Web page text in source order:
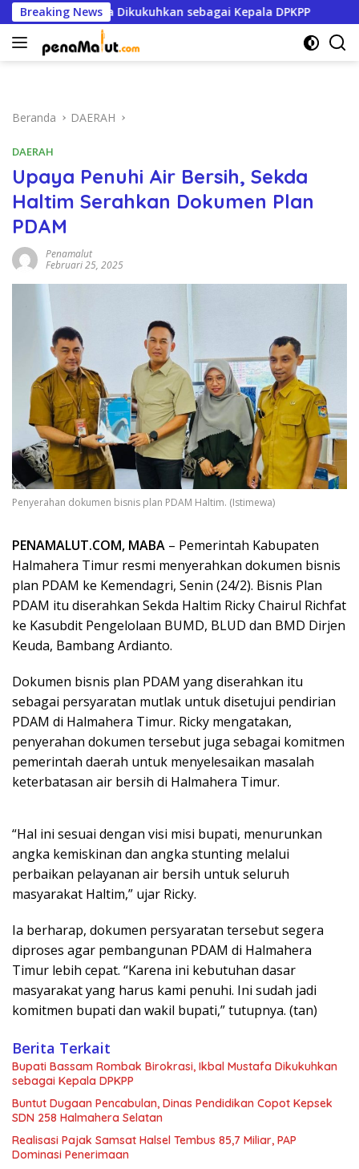
Langsung
ke
konten
Breaking News
Mustafa Dikukuhkan sebagai Kepala DPKPP
Beranda DAERAH
DAERAH
Upaya Penuhi Air Bersih, Sekda
Haltim Serahkan Dokumen Plan
PDAM
Penamalut
Februari 25, 2025
Penyerahan dokumen bisnis plan PDAM Haltim. (Istimewa)
PENAMALUT.COM, MABA – Pemerintah Kabupaten
Halmahera Timur resmi menyerahkan dokumen bisnis
plan PDAM ke Kemendagri, Senin (24/2). Bisnis Plan
PDAM itu diserahkan Sekda Haltim Ricky Chairul Richfat
ke Kasubdit Pengelolaan BUMD, BLUD dan BMD Dirjen
Keuda, Bambang Ardianto.
Dokumen bisnis plan PDAM yang diserahkan itu
sebagai persyaratan mutlak untuk disetujui pendirian
PDAM di Halmahera Timur. Ricky mengatakan,
penyerahan dokumen tersebut juga sebagai komitmen
pemerintah daerah untuk menyelesaikan masalah
keterbatasan air bersih di Halmahera Timur.
“Hal ini sesuai dengan visi misi bupati, menurunkan
angka kemiskinan dan angka stunting melalui
perbaikan pelayanan air bersih untuk seluruh
masyarakat Haltim,” ujar Ricky.
Ia berharap, dokumen persyaratan tersebut segera
diproses agar pembangunan PDAM di Halmahera
Timur lebih cepat. “Karena ini kebutuhan dasar
masyarakat yang harus kami penuhi. Ini sudah jadi
komitmen bupati dan wakil bupati,” tutupnya. (tan)
Berita Terkait
Bupati Bassam Rombak Birokrasi, Ikbal Mustafa Dikukuhkan
sebagai Kepala DPKPP
Buntut Dugaan Pencabulan, Dinas Pendidikan Copot Kepsek
SDN 258 Halmahera Selatan
Realisasi Pajak Samsat Halsel Tembus 85,7 Miliar, PAP
Dominasi Penerimaan